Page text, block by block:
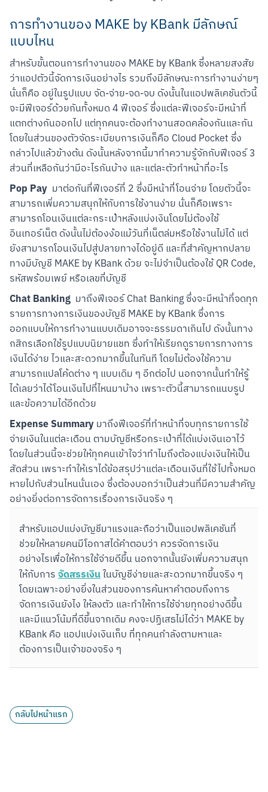
สแกนเพื่อดาวน์โหลด
การทำงานของ MAKE by KBank มีลักษณ์
แบบไหน
สำหรับขั้นตอนการทำงานของ MAKE by KBank ซึ่งหลายสงสัย
ว่าแอปตัวนี้จัดการเงินอย่างไร รวมถึงมีลักษณะการทำงานง่ายๆ
นั่นก็คือ อยู่ในรูปแบบ จัด-จ่าย-จด-จบ ดังนั้นในแอปพลิเคชันตัวนี้
จะมีฟีเจอร์ด้วยกันทั้งหมด 4 ฟีเจอร์ ซึ่งแต่ละฟีเจอร์จะมีหน้าที่
แตกต่างกันออกไป แต่ทุกคนจะต้องทำงานสอดคล้องกันและกัน
โดยในส่วนของตัวจัดระเบียบการเงินก็คือ Cloud Pocket ซึ่ง
กล่าวไปแล้วข้างต้น ดังนั้นหลังจากนี้มาทำความรู้จักกับฟีเจอร์ 3
ส่วนที่เหลือกันว่ามีอะไรกันบ้าง และแต่ละตัวทำหน้าที่อะไร
Pop Pay
  มาต่อกันที่ฟีเจอร์ที่ 2 ซึ่งมีหน้าที่โอนจ่าย โดยตัวนี้จะ
สามารถเพิ่มความสนุกให้กับการใช้งานง่าย นั่นก็คือเพราะ
สามารถโอนเงินแต่ละกระเป๋าหลังแบ่งเงินโดยไม่ต้องใช้
อินเทอร์เน็ต ดังนั้นไม่ต้องง้อแม้วันที่เน็ตล่มหรือใช้งานไม่ได้ แต่
ยังสามารถโอนเงินไปสู่ปลายทางได้อยู่ดี และที่สำคัญหากปลาย
ทางมีบัญชี MAKE by KBank ด้วย จะไม่จำเป็นต้องใช้ QR Code,
รหัสพร้อมเพย์ หรือเลขที่บัญชี
Chat Banking
  มาถึงฟีเจอร์ Chat Banking ซึ่งจะมีหน้าที่จดทุก
รายการทางการเงินของบัญชี MAKE by KBank ซึ่งการ
ออกแบบให้การทำงานแบบเดิมอาจจะธรรมดาเกินไป ดังนั้นทาง
กสิกรเลือกใช้รูปแบบนิยายแชท ซึ่งทำให้เรียกดูรายการทางการ
เงินได้ง่าย ไวและสะดวกมากขึ้นในทันที โดยไม่ต้องใช้ความ
สามารถแปลโค้ดต่าง ๆ แบบเดิม ๆ อีกต่อไป นอกจากนั้นทำให้รู้
ได้เลยว่าได้โอนเงินไปที่ไหนมาบ้าง เพราะตัวนี้สามารถแนบรูป
และข้อความได้อีกด้วย
Expense Summary มาถึงฟีเจอร์ที่ทำหน้าที่จบทุกรายการใช้
จ่ายเงินในแต่ละเดือน ตามบัญชีหรือกระเป๋าที่ได้แบ่งเงินเอาไว้
โดยในส่วนนี้จะช่วยให้ทุกคนเข้าใจว่าทำไมถึงต้องแบ่งเงินให้เป็น
สัดส่วน เพราะทำให้เราได้ข้อสรุปว่าแต่ละเดือนเงินที่ใช้ไปทั้งหมด
หายไปกับส่วนไหนนั่นเอง ซึ่งต้องบอกว่าเป็นส่วนที่มีความสำคัญ
อย่างยิ่งต่อการจัดการเรื่องการเงินจริง ๆ
สำหรับแอปแบ่งบัญชีมาแรงและถือว่าเป็นแอปพลิเคชันที่
ช่วยให้หลายคนมีโอกาสได้คำตอบว่า ควรจัดการเงิน
อย่างไรเพื่อให้การใช้จ่ายดีขึ้น นอกจากนั้นยังเพิ่มความสนุก
ให้กับการ จัดสรรเงิน ในบัญชีง่ายและสะดวกมากขึ้นจริง ๆ
โดยเฉพาะอย่างยิ่งในส่วนของการค้นหาคำตอบถึงการ
จัดการเงินยังไง ให้ลงตัว และทำให้การใช้จ่ายทุกอย่างดีขึ้น
และมีแนวโน้มที่ดีขึ้นจากเดิม คงจะปฏิเสธไม่ได้ว่า MAKE by
KBank คือ แอปแบ่งเงินเก็บ ที่ทุกคนกำลังตามหาและ
ต้องการเป็นเจ้าของจริง ๆ
กลับไปหน้าแรก